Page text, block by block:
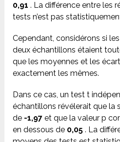
0,91 . La différence entre les
tests n’est pas
Cependant, considérons si
deux échantillons étaient
que les moyennes et les
exactement les mêmes.
Dans ce cas, un test t
échantillons révélerait que la
de -1,97 et que la valeur p
en dessous de 0,05 . La